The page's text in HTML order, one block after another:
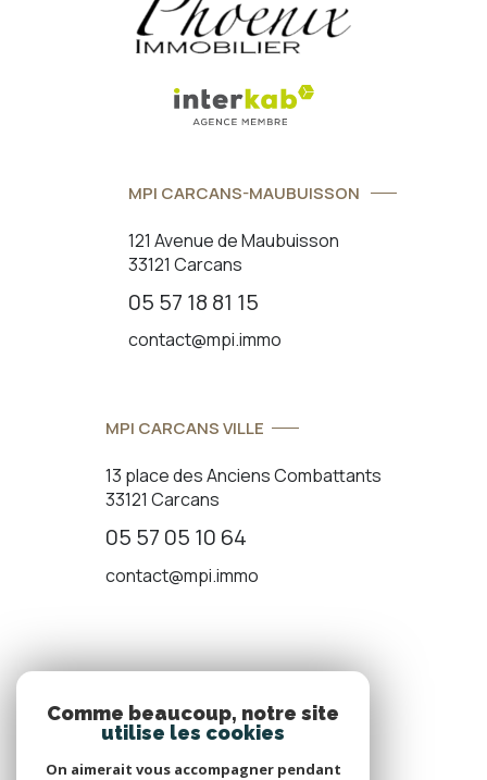
MPI CARCANS-MAUBUISSON
121 Avenue de Maubuisson
33121 Carcans
05 57 18 81 15
contact@mpi.immo
MPI CARCANS VILLE
13 place des Anciens Combattants
33121 Carcans
05 57 05 10 64
contact@mpi.immo
ADHÉRENTS
Nous adhérons
Comme beaucoup, notre site
utilise les cookies
On aimerait vous accompagner pendant